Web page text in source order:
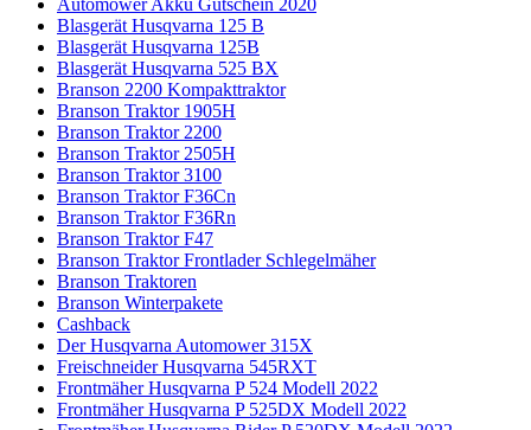
Blasgerät Husqvarna 125 B
Blasgerät Husqvarna 125B
Blasgerät Husqvarna 525 BX
Branson 2200 Kompakttraktor
Branson Traktor 1905H
Branson Traktor 2200
Branson Traktor 2505H
Branson Traktor 3100
Branson Traktor F36Cn
Branson Traktor F36Rn
Branson Traktor F47
Branson Traktor Frontlader Schlegelmäher
Branson Traktoren
Branson Winterpakete
Cashback
Der Husqvarna Automower 315X
Freischneider Husqvarna 545RXT
Frontmäher Husqvarna P 524 Modell 2022
Frontmäher Husqvarna P 525DX Modell 2022